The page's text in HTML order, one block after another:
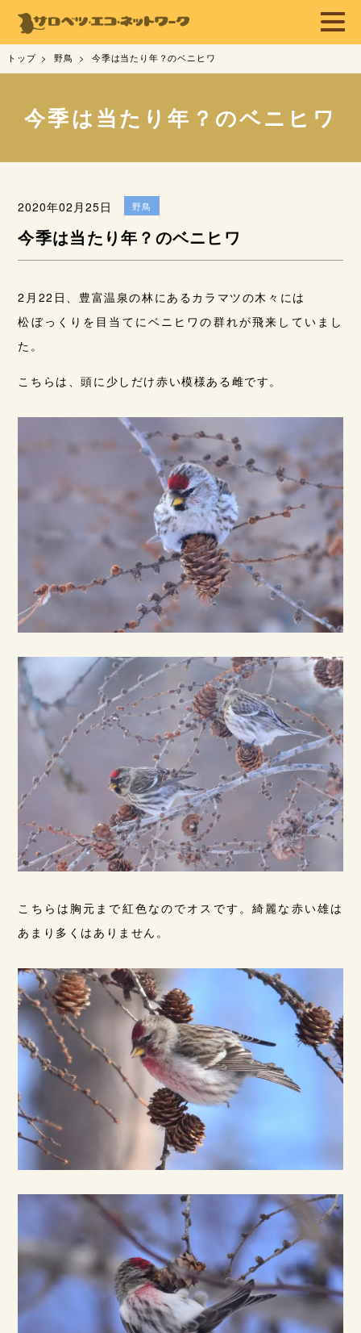
トップ 野鳥 今季は当たり年？のベニヒワ
今季は当たり年？のベニヒワ
2020年02月25日 野鳥
今季は当たり年？のベニヒワ
2月22日、豊富温泉の林にあるカラマツの木々には
松ぼっくりを目当てにベニヒワの群れが飛来していまし
た。
こちらは、頭に少しだけ赤い模様ある雌です。
こちらは胸元まで紅色なのでオスです。綺麗な赤い雄は
あまり多くはありません。